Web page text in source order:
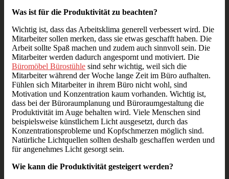
Was ist für die Produktivität zu beachten?
Wichtig ist, dass das Arbeitsklima generell verbessert wird. Die
Mitarbeiter sollen merken, dass sie etwas geschafft haben. Die
Arbeit sollte Spaß machen und zudem auch sinnvoll sein. Die
Mitarbeiter werden dadurch angespornt und motiviert. Die
Büromöbel Bürostühle sind sehr wichtig, weil sich die
Mitarbeiter während der Woche lange Zeit im Büro aufhalten.
Fühlen sich Mitarbeiter in ihrem Büro nicht wohl, sind
Motivation und Konzentration kaum vorhanden. Wichtig ist,
dass bei der Büroraumplanung und Büroraumgestaltung die
Produktivität im Auge behalten wird. Viele Menschen sind
beispielsweise künstlichem Licht ausgesetzt, durch das
Konzentrationsprobleme und Kopfschmerzen möglich sind.
Natürliche Lichtquellen sollten deshalb geschaffen werden und
für angenehmes Licht gesorgt sein.
Wie kann die Produktivität gesteigert werden?